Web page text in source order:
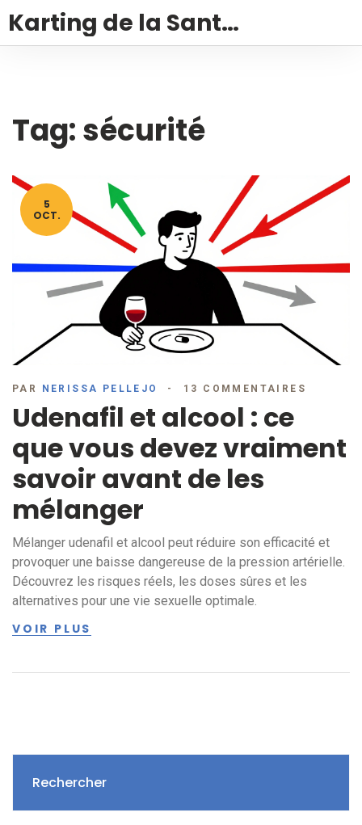
Karting de la Santé – Montalivet
Tag: sécurité
5
OCT.
PAR NERISSA PELLEJO 13 COMMENTAIRES
Udenafil et alcool : ce
que vous devez vraiment
savoir avant de les
mélanger
Mélanger udenafil et alcool peut réduire son efficacité et
provoquer une baisse dangereuse de la pression artérielle.
Découvrez les risques réels, les doses sûres et les
alternatives pour une vie sexuelle optimale.
VOIR PLUS
Rechercher